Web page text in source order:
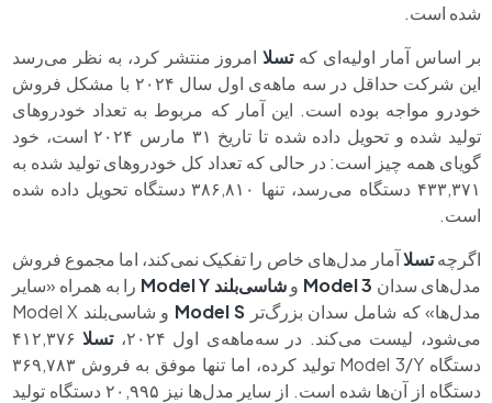
شده است.
بر اساس آمار اولیه‌ای کهتسلاامروز منتشر کرد، به نظر می‌رسد
این شرکت حداقل در سه‌ ماهه‌ی اول سال ۲۰۲۴ با مشکل فروش
خودرو مواجه بوده است. این آمار که مربوط به تعداد خودروهای
تولید شده و تحویل داده شده تا تاریخ ۳۱ مارس ۲۰۲۴ است، خود
گویای همه چیز است: در حالی که تعداد کل خودروهای تولید شده به
۴۳۳,۳۷۱ دستگاه می‌رسد، تنها ۳۸۶,۸۱۰ دستگاه تحویل داده شده
است.
اگرچهتسلاآمار مدل‌های خاص را تفکیک نمی‌کند، اما مجموع فروش
مدل‌های سدان Model 3 وشاسی‌بلند Model Y را به همراه «سایر
مدل‌ها» که شامل سدان بزرگ‌تر Model S
و شاسی‌بلند Model X
می‌شود، لیست می‌کند. در سه‌ماهه‌ی اول ۲۰۲۴،
تسلا ۴۱۲,۳۷۶
دستگاه Model 3/Y تولید کرده، اما تنها موفق به فروش ۳۶۹,۷۸۳
دستگاه از آن‌ها شده است. از سایر مدل‌ها نیز ۲۰,۹۹۵ دستگاه تولید